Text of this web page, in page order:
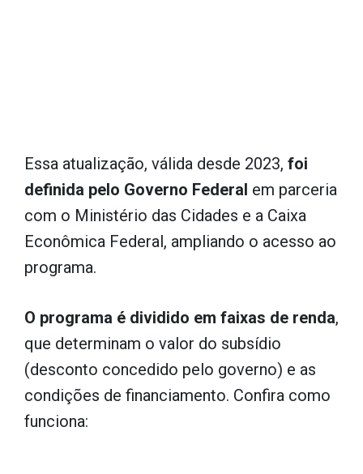
Essa atualização, válida desde 2023, foi
definida pelo Governo Federal em parceria
com o Ministério das Cidades e a Caixa
Econômica Federal, ampliando o acesso ao
programa.
O programa é dividido em faixas de renda,
que determinam o valor do subsídio
(desconto concedido pelo governo) e as
condições de financiamento. Confira como
funciona: